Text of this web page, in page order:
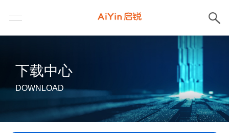
下载中心
DOWNLOAD